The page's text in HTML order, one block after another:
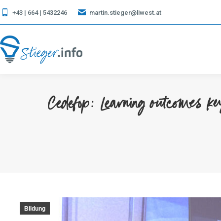
+43 | 664 | 5432246 martin.stieger@liwest.at
Cedefop: Learning outcomes
Bildung